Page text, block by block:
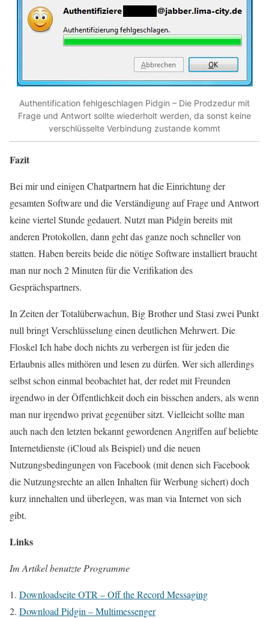
Authentification fehlgeschlagen Pidgin – Die Prodzedur mit
Frage und Antwort sollte wiederholt werden, da sonst keine
verschlüsselte Verbindung zustande kommt
Fazit
Bei mir und einigen Chatpartnern hat die Einrichtung der
gesamten Software und die Verständigung auf Frage und Antwort
keine viertel Stunde gedauert. Nutzt man Pidgin bereits mit
anderen Protokollen, dann geht das ganze noch schneller von
statten. Haben bereits beide die nötige Software installiert braucht
man nur noch 2 Minuten für die Verifikation des
Gesprächspartners.
In Zeiten der Totalüberwachun, Big Brother und Stasi zwei Punkt
null bringt Verschlüsselung einen deutlichen Mehrwert. Die
Floskel Ich habe doch nichts zu verbergen ist für jeden die
Erlaubnis alles mithören und lesen zu dürfen. Wer sich allerdings
selbst schon einmal beobachtet hat, der redet mit Freunden
irgendwo in der Öffentlichkeit doch ein bisschen anders, als wenn
man nur irgendwo privat gegenüber sitzt. Vielleicht sollte man
auch nach den letzten bekannt gewordenen Angriffen auf beliebte
Internetdienste (iCloud als Beispiel) und die neuen
Nutzungsbedingungen von Facebook (mit denen sich Facebook
die Nutzungsrechte an allen Inhalten für Werbung sichert) doch
kurz innehalten und überlegen, was man via Internet von sich
gibt.
Links
Im Artikel benutzte Programme
Downloadseite OTR – Off the Record Messaging
Download Pidgin – Multimessenger